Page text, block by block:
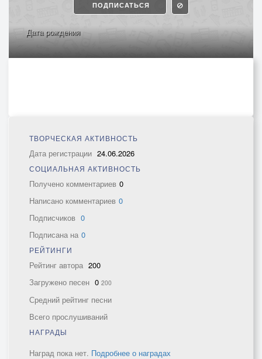
ПОДПИСАТЬСЯ
Дата рождения
ТВОРЧЕСКАЯ АКТИВНОСТЬ
Дата регистрации 24.06.2026
СОЦИАЛЬНАЯ АКТИВНОСТЬ
Получено комментариев 0
Написано комментариев 0
Подписчиков 0
Подписана на 0
РЕЙТИНГИ
Рейтинг автора 200
Загружено песен 0 200
Средний рейтинг песни
Всего прослушиваний
НАГРАДЫ
Наград пока нет. Подробнее о наградах